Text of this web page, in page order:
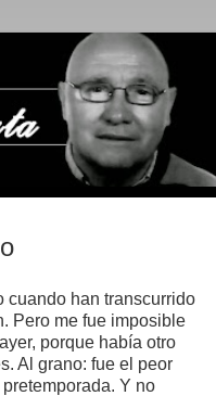
cuando han transcurrido
Pero me fue imposible
porque había otro
Al grano: fue el peor
Y no